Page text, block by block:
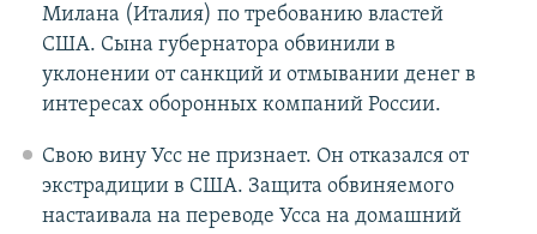
Милана (Италия) по требованию властей
США. Сына губернатора обвинили в
уклонении от санкций и отмывании денег в
интересах оборонных компаний России.
Свою вину Усс не признает. Он отказался от
экстрадиции в США. Защита обвиняемого
настаивала на переводе Усса на домашний